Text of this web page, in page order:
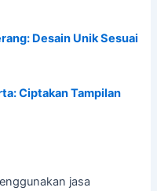
Desain Unik Sesuai
Ciptakan Tampilan
jasa